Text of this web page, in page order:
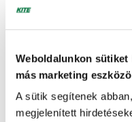
Weboldalunkon sütiket
más marketing
A sütik segítenek
megjelenített